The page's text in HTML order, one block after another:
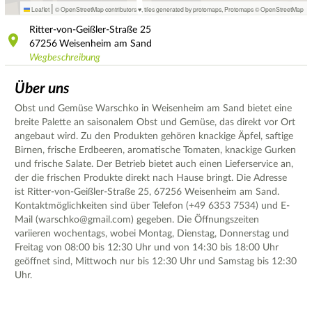
Leaflet | © OpenStreetMap contributors ♥, tiles generated by protomaps Protomaps©OpenStreetMap
Ritter-von-Geißler-Straße 25
67256 Weisenheim am Sand
Wegbeschreibung
Über uns
Obst und Gemüse Warschko in Weisenheim am Sand bietet eine
breite Palette an saisonalem Obst und Gemüse, das direkt vor Ort
angebaut wird. Zu den Produkten gehören knackige Äpfel, saftige
Birnen, frische Erdbeeren, aromatische Tomaten, knackige Gurken
und frische Salate. Der Betrieb bietet auch einen Lieferservice an,
der die frischen Produkte direkt nach Hause bringt. Die Adresse
ist Ritter-von-Geißler-Straße 25, 67256 Weisenheim am Sand.
Kontaktmöglichkeiten sind über Telefon (+49 6353 7534) und E-
Mail (warschko@gmail.com) gegeben. Die Öffnungszeiten
variieren wochentags, wobei Montag, Dienstag, Donnerstag und
Freitag von 08:00 bis 12:30 Uhr und von 14:30 bis 18:00 Uhr
geöffnet sind, Mittwoch nur bis 12:30 Uhr und Samstag bis 12:30
Uhr.